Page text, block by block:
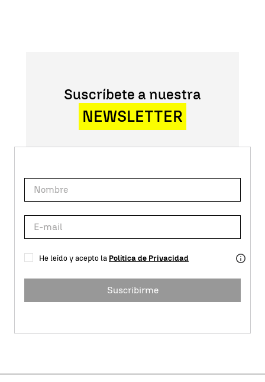
Suscríbete a nuestra
NEWSLETTER
He leído y acepto la Política de Privacidad
Suscribirme